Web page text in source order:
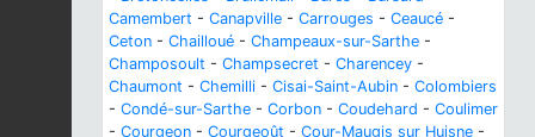
Camembert - Canapville - Carrouges - Ceaucé -
Ceton - Chailloué - Champeaux-sur-Sarthe -
Champosoult - Champsecret - Charencey -
Chaumont - Chemilli - Cisai-Saint-Aubin - Colombiers
- Condé-sur-Sarthe - Corbon - Coudehard - Coulimer
- Courgeon - Courgeoût - Cour-Maugis sur Huisne -